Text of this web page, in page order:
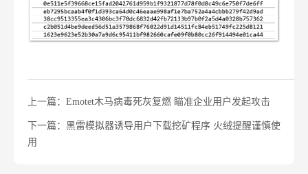
上一篇：Emotet木马病毒死灰复燃 瞄准企业用户发起攻击
下一篇：黑雷模拟器诱导用户下载挖矿程序 火绒提醒谨慎使
用